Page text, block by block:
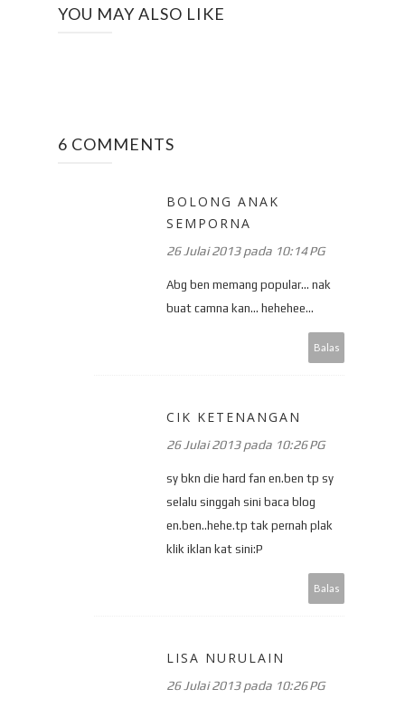
YOU MAY ALSO LIKE
6 COMMENTS
BOLONG ANAK
SEMPORNA
26 Julai 2013 pada 10:14 PG
Abg ben memang popular... nak
buat camna kan... hehehee...
Balas
CIK KETENANGAN
26 Julai 2013 pada 10:26 PG
sy bkn die hard fan en.ben tp sy
selalu singgah sini baca blog
en.ben..hehe.tp tak pernah plak
klik iklan kat sini:P
Balas
LISA NURULAIN
26 Julai 2013 pada 10:26 PG